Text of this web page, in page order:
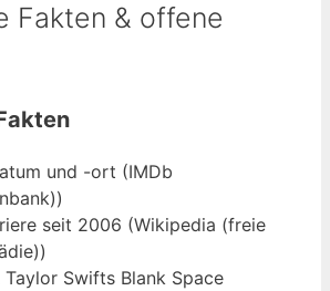
Fakten & offene
und -ort (IMDb
seit 2006 (Wikipedia (freie
Swifts Blank Space